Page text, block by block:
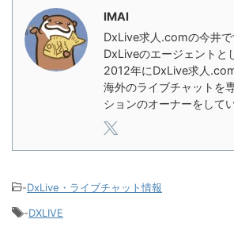
IMAI
DxLive求人.comの今井
DxLiveのエージェントと
2012年にDxLive求人
海外のライブチャットを
ションのオーナーをしてい
-DxLive・ライブチャット情報
-DXLIVE